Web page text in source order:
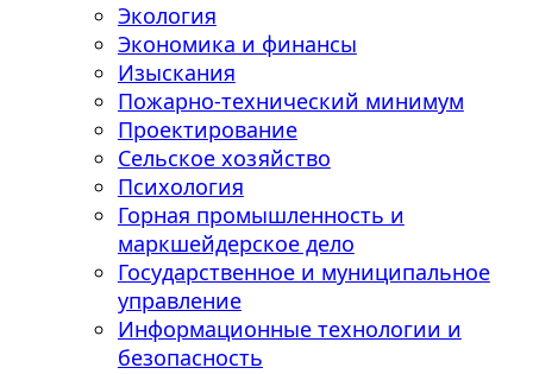
Экология
Экономика и финансы
Изыскания
Пожарно-технический минимум
Проектирование
Сельское хозяйство
Психология
Горная промышленность и
маркшейдерское дело
Государственное и муниципальное
управление
Информационные технологии и
безопасность